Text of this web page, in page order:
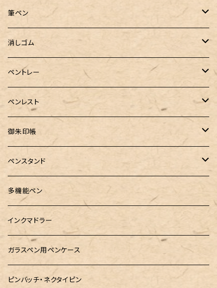
CROSS（クロス）
Sheaffer（シェーファー）
MONTEVERDE（モンテベルデ）
MONTBLANC（モンブラン）
バディ【Mark II(マークツー)】
PARKER(パーカー)
CROSS(クロス)
ANTOU（アントウ）
PenC mini
スタイルフィット ゲルインク
RETRO51
RHODIA(ロディア)
ロットリング
マルチペン
Luddite（ラダイト）
MONTEVERDE(モンテベルテ)
LAMY（ラミー）
ラダイト
PILOT（パイロット）
カスタム
RHODIA(ロディア)
KAYOU＋(カーユプラス)
IWI（アイダブリューアイ）
meister by POINT(マイスターバイポイント)
島田小割製材所
Ystudio（ワイスタジオ）
工房sokoharo（そこはろ）
富士瘤クラフト
神戸派計画
すずめや
ローラーボール 6色キャップ付
サンスター文具
筆ペン
Fonte
消しゴム
消しゴムケース
バハギア&クラフト
ツイスト消しゴム
MONS ORIS (モンズオーリス)
ペントレー
革製ペントレー
ペンレスト
ボルトレッティ
御朱印帳
富士ひのき御朱印帳【巓】
黄金富士ひのき御朱印帳
御朱印帳袋・カバー
CRUCIAL（クルーシャル）御朱印帳
ペンスタンド
Ystudio（ワイスタジオ）
多機能ペン
インクマドラー
ガラスペン用ペンケース
ピンバッチ・ネクタイピン